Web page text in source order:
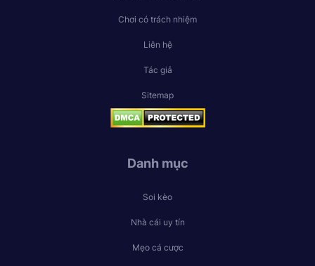
Chơi có trách nhiệm
Liên hệ
Tác giả
Sitemap
Danh mục
Soi kèo
Nhà cái uy tín
Mẹo cá cược